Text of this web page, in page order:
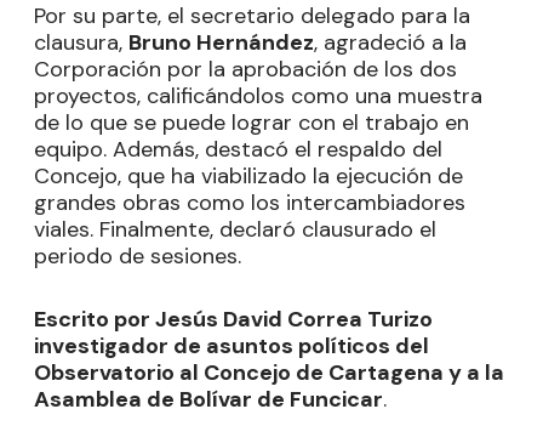
Por su parte, el secretario delegado para la
clausura, Bruno Hernández, agradeció a la
Corporación por la aprobación de los dos
proyectos, calificándolos como una muestra
de lo que se puede lograr con el trabajo en
equipo. Además, destacó el respaldo del
Concejo, que ha viabilizado la ejecución de
grandes obras como los intercambiadores
viales. Finalmente, declaró clausurado el
periodo de sesiones.
Escrito por Jesús David Correa Turizo
investigador de asuntos políticos del
Observatorio al Concejo de Cartagena y a la
Asamblea de Bolívar de Funcicar.